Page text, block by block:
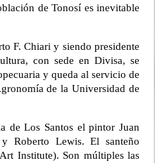
de Tonosí es inevitable
F. Chiari y siendo presidente
con sede en Divisa, se
y queda al servicio de
de la Universidad de
de Los Santos el pintor Juan
Roberto Lewis. El santeño
Institute). Son múltiples las